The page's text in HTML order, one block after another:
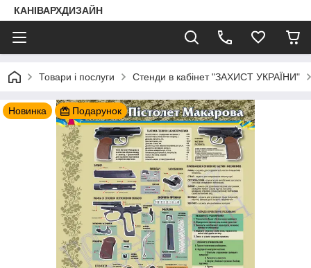
КАНІВАРХДИЗАЙН
Товари і послуги Стенди в кабінет "ЗАХИСТ УКРАЇНИ"
Новинка Подарунок